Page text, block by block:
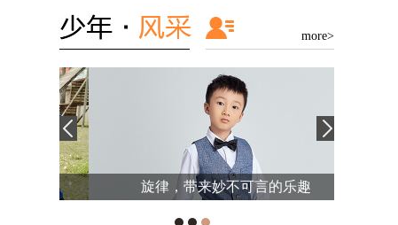
more>
旋律，带来妙不可言的乐趣